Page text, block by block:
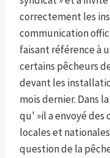
correctement les
communication
faisant référence à
certains pêcheurs
devant les
mois dernier. Dans
qu' »il a envoyé
locales et
question de la